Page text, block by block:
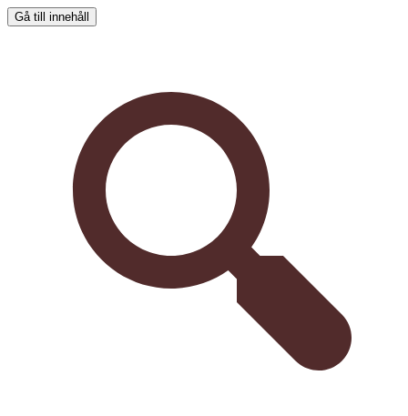
Gå till innehåll